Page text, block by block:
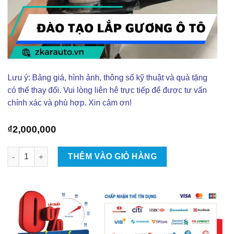
Lưu ý: Bảng giá, hình ảnh, thông số kỹ thuật và quà tặng
có thể thay đổi. Vui lòng liên hê trực tiếp để được tư vấn
chính xác và phù hợp. Xin cảm ơn!
₫2,000,000
Đào Tạo Lắp Gương Ô Tô Tại TPHCM số lượng
THÊM VÀO GIỎ HÀNG